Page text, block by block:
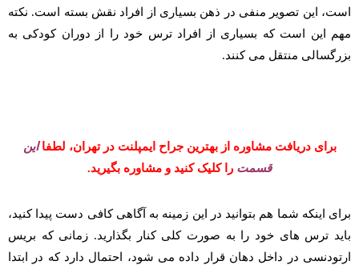
است، این تصویر منفی در ذهن بسیاری از افراد نقش بسته است. نکته
مهم این است که بسیاری از افراد ترس خود را از دوران کودکی به
بزرگسالی منتقل می کنند.
برای دریافت مشاوره از بهترین جراح ایمپلنت در تهران، لطفااین
قسمت را کلیک کنید و مشاوره بگیرید.
برای اینکه شما هم بتوانید در این زمینه به آگاهی کافی دست پیدا کنید،
باید ترس های خود را به صورت کلی کنار بگذارید. زمانی که بریس
ارتودنسی در داخل دهان قرار داده می شود، احتمال دارد که در ابتدا